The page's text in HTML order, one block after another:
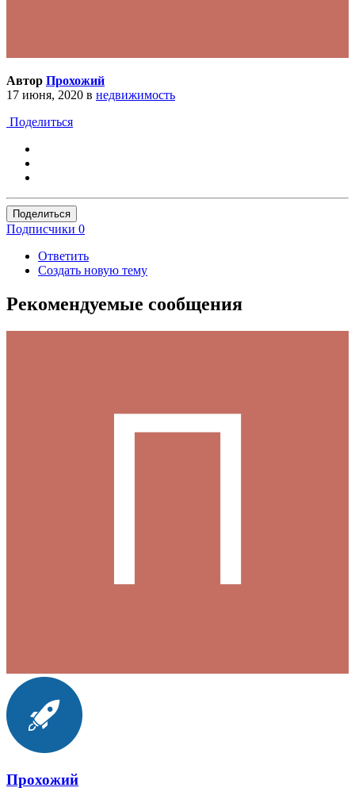
Автор Прохожий
17 июня, 2020 в недвижимость
Поделиться
Поделиться
Подписчики 0
Ответить
Создать новую тему
Рекомендуемые сообщения
Прохожий